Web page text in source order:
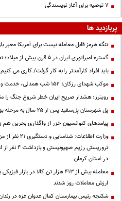
۷ توصیه برای آغاز نویسندگی
پربازدید ها
تنگه هرمز قابل معامله نیست برای آمریکا معبر
گستره امپراتوری ایران در ۵ قرن پیش از میلاد؛ تصویری از ایران ۲۵ قرن پیش
باید افراد کارآمدتر را به کار گرفت/ کاری می
موکب شهدای رزکان؛ ۱۵۲ شب همدلی، خدمت و میزبانی از مردم ولایت‌مدار شهریار
رویترز: هشدار صریح ایران خطر شروع جنگ را
پل شهرستان پل‌سفید پس از ۲۵ سال به مرحله بهره‌برداری رسید
پیامدهای کنوانسیون خزر از واگذاری بحرین هم
وزارت
تروریستی
در استان کرمان
معامله بیش از ۴۱۳ هزار تن کالا در
ارزش معاملات روز شدند
شکنجه رئیس بیمارستان کمال عدوان غزه در